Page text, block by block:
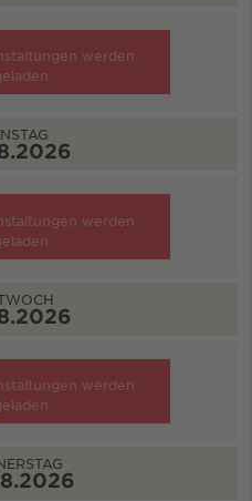
werden
werden
werden